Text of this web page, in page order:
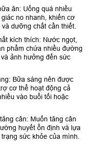
ăn: Uống quá nhiều
no nhanh, khiến cơ
dưỡng chất cần thiết.
kích thích: Nước ngọt,
phẩm chứa nhiều đường
ảnh hưởng đến sức
Bữa sáng nên được
cơ thể hoạt động cả
vào buổi tối hoặc
cân: Muốn tăng cân
huyết ổn định và lựa
sức khỏe của mình.